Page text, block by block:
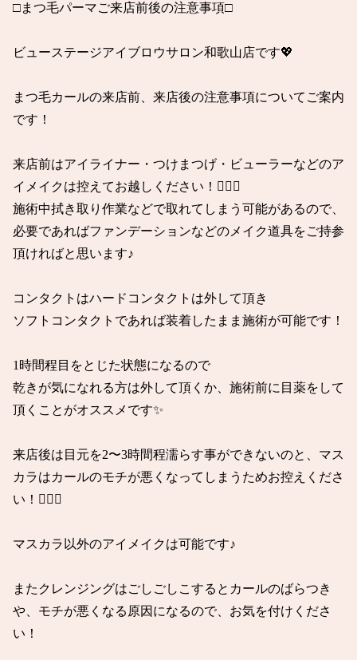
□まつ毛パーマご来店前後の注意事項□
ビューステージアイブロウサロン和歌山店です💖
まつ毛カールの来店前、来店後の注意事項についてご案内
です！
来店前はアイライナー・つけまつげ・ビューラーなどのア
イメイクは控えてお越しください！🙇🏻‍♀️
施術中拭き取り作業などで取れてしまう可能があるので、
必要であればファンデーションなどのメイク道具をご持参
頂ければと思います♪
コンタクトはハードコンタクトは外して頂き
ソフトコンタクトであれば装着したまま施術が可能です！
1時間程目をとじた状態になるので
乾きが気になれる方は外して頂くか、施術前に目薬をして
頂くことがオススメです✨
来店後は目元を2〜3時間程濡らす事ができないのと、マス
カラはカールのモチが悪くなってしまうためお控えくださ
い！🙇🏻‍♀️
マスカラ以外のアイメイクは可能です♪
またクレンジングはごしごしこするとカールのばらつき
や、モチが悪くなる原因になるので、お気を付けくださ
い！